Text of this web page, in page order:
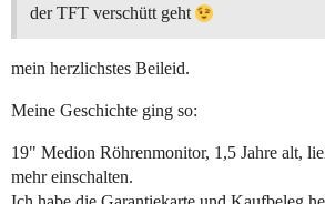
der TFT verschütt geht
mein herzlichstes Beileid.
Meine Geschichte ging so:
19" Medion Röhrenmonitor, 1,5 Jahre alt,
mehr einschalten.